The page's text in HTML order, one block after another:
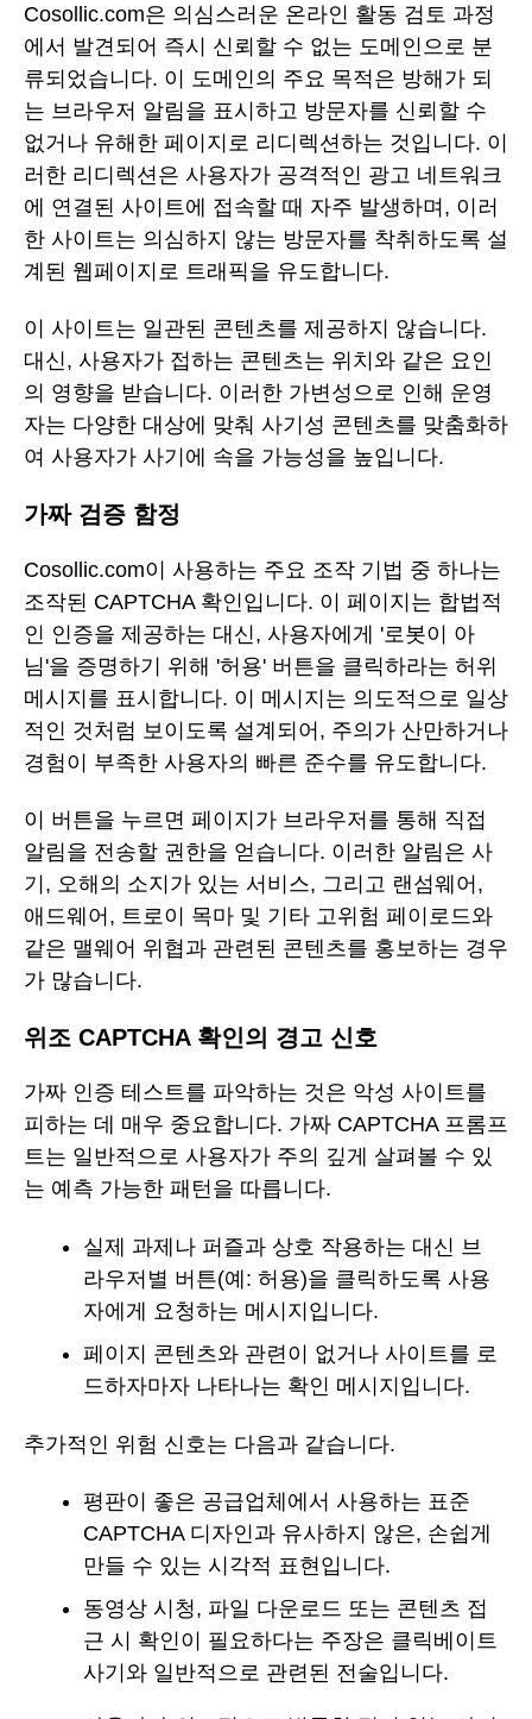
Cosollic.com은 의심스러운 온라인 활동 검토 과정
에서 발견되어 즉시 신뢰할 수 없는 도메인으로 분
류되었습니다. 이 도메인의 주요 목적은 방해가 되
는 브라우저 알림을 표시하고 방문자를 신뢰할 수
없거나 유해한 페이지로 리디렉션하는 것입니다. 이
러한 리디렉션은 사용자가 공격적인 광고 네트워크
에 연결된 사이트에 접속할 때 자주 발생하며, 이러
한 사이트는 의심하지 않는 방문자를 착취하도록 설
계된 웹페이지로 트래픽을 유도합니다.
이 사이트는 일관된 콘텐츠를 제공하지 않습니다.
대신, 사용자가 접하는 콘텐츠는 위치와 같은 요인
의 영향을 받습니다. 이러한 가변성으로 인해 운영
자는 다양한 대상에 맞춰 사기성 콘텐츠를 맞춤화하
여 사용자가 사기에 속을 가능성을 높입니다.
가짜 검증 함정
Cosollic.com이 사용하는 주요 조작 기법 중 하나는
조작된 CAPTCHA 확인입니다. 이 페이지는 합법적
인 인증을 제공하는 대신, 사용자에게 '로봇이 아
님'을 증명하기 위해 '허용' 버튼을 클릭하라는 허위
메시지를 표시합니다. 이 메시지는 의도적으로 일상
적인 것처럼 보이도록 설계되어, 주의가 산만하거나
경험이 부족한 사용자의 빠른 준수를 유도합니다.
이 버튼을 누르면 페이지가 브라우저를 통해 직접
알림을 전송할 권한을 얻습니다. 이러한 알림은 사
기, 오해의 소지가 있는 서비스, 그리고 랜섬웨어,
애드웨어, 트로이 목마 및 기타 고위험 페이로드와
같은 맬웨어 위협과 관련된 콘텐츠를 홍보하는 경우
가 많습니다.
위조 CAPTCHA 확인의 경고 신호
가짜 인증 테스트를 파악하는 것은 악성 사이트를
피하는 데 매우 중요합니다. 가짜 CAPTCHA 프롬프
트는 일반적으로 사용자가 주의 깊게 살펴볼 수 있
는 예측 가능한 패턴을 따릅니다.
실제 과제나 퍼즐과 상호 작용하는 대신 브
라우저별 버튼(예: 허용)을 클릭하도록 사용
자에게 요청하는 메시지입니다.
페이지 콘텐츠와 관련이 없거나 사이트를 로
드하자마자 나타나는 확인 메시지입니다.
추가적인 위험 신호는 다음과 같습니다.
평판이 좋은 공급업체에서 사용하는 표준
CAPTCHA 디자인과 유사하지 않은, 손쉽게
만들 수 있는 시각적 표현입니다.
동영상 시청, 파일 다운로드 또는 콘텐츠 접
근 시 확인이 필요하다는 주장은 클릭베이트
사기와 일반적으로 관련된 전술입니다.